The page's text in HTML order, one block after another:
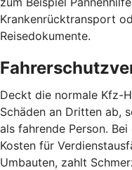
Krankenrücktransport
Reisedokumente.
Deckt die normale Kfz-
Schäden an Dritten ab,
als fahrende Person.
Kosten für
Umbauten, zahlt